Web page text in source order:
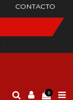
CONTACTO
0